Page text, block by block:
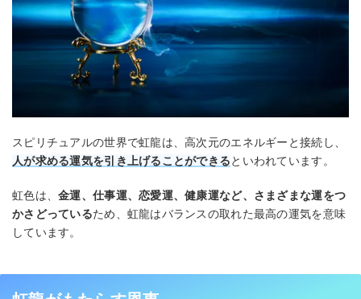
スピリチュアルの世界で虹龍は、高次元のエネルギーと接続し、
人が求める運気を引き上げることができるといわれています。
虹色は、金運、仕事運、恋愛運、健康運など、さまざまな運をつ
かさどっているため、虹龍はバランスの取れた最高の運気を意味
しています。